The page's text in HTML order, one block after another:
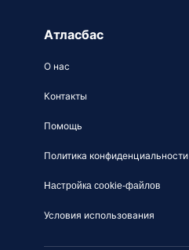
Атласбас
О нас
Контакты
Помощь
Политика конфиденциальности
Настройка cookie-файлов
Условия использования